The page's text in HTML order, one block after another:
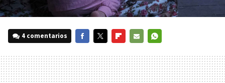
4 comentarios
MAIL